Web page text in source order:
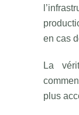
en cas
La
plus